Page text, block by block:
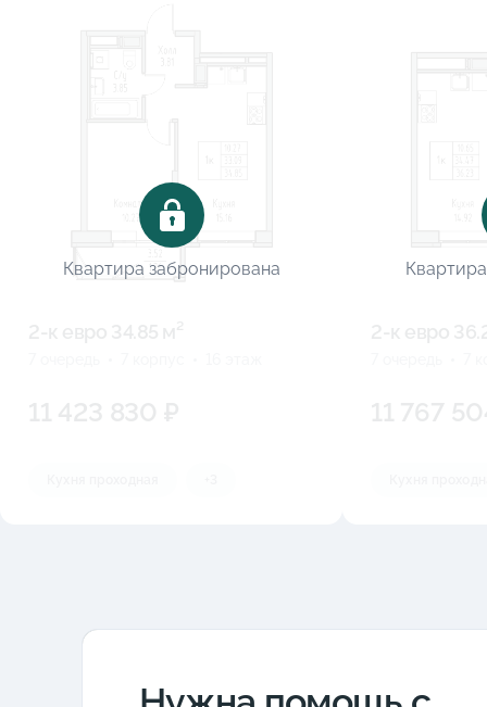
Квартира забронирована